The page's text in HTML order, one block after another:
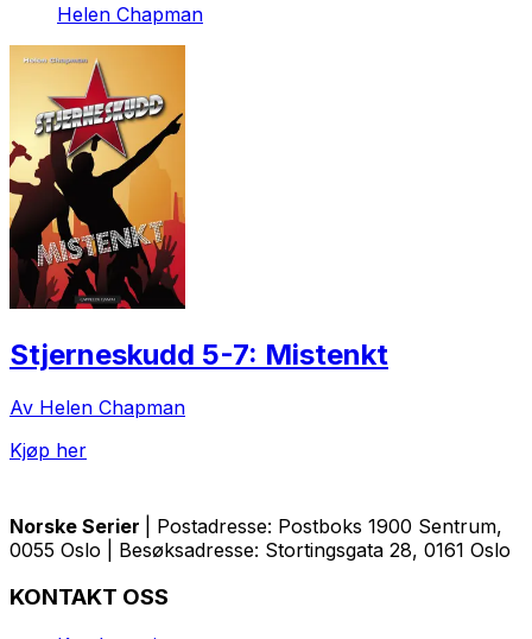
Helen Chapman
Stjerneskudd 5-7: Mistenkt
Av Helen Chapman
Kjøp her
Norske Serier
| Postadresse: Postboks 1900 Sentrum,
0055 Oslo | Besøksadresse: Stortingsgata 28, 0161 Oslo
KONTAKT OSS